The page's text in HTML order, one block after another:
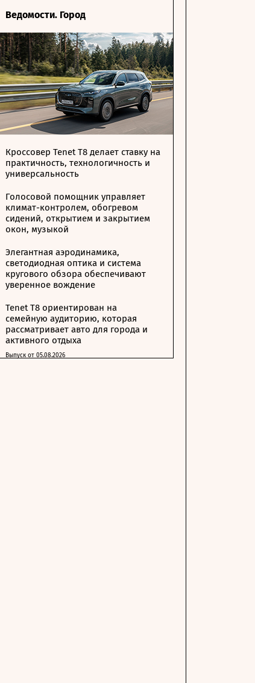
Ведомости. Город
Кроссовер Tenet T8 делает ставку на
практичность, технологичность и
универсальность
Голосовой помощник управляет
климат-контролем, обогревом
сидений, открытием и закрытием
окон, музыкой
Элегантная аэродинамика,
светодиодная оптика и система
кругового обзора обеспечивают
уверенное вождение
Tenet T8 ориентирован на
семейную аудиторию, которая
рассматривает авто для города и
активного отдыха
Выпуск от 05.08.2026